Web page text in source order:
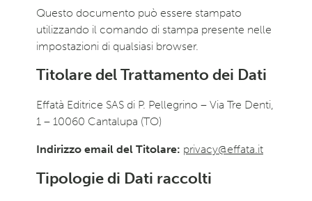
Questo documento può essere stampato
utilizzando il comando di stampa presente nelle
impostazioni di qualsiasi browser.
Titolare del Trattamento dei Dati
Effatà Editrice SAS di P. Pellegrino – Via Tre Denti,
1 – 10060 Cantalupa (TO)
Indirizzo email del Titolare: privacy@effata.it
Tipologie di Dati raccolti